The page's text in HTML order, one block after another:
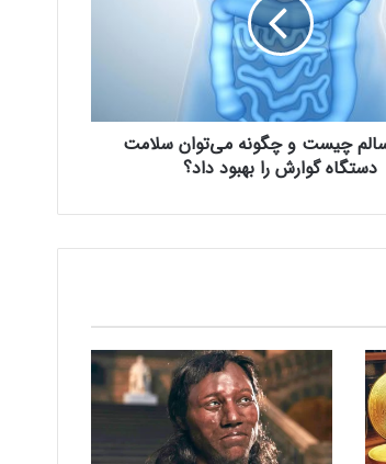
گذاشت؛ پایانی بر عصر کامت‌لیک
نسل جدید مانیتور استودیو دیسپلی اپل سال
۲۰۲۶ از راه می‌رسد؛ گزارش بلومبرگ
همراه اول | مودم‌های رومیزی 5G انتخاب اول
کم‌درآمد ارائه می‌شود
چگونه باکس جست و جو در اکسل بسازیم؟
چیست و چگونه می‌توان سلامت
دستگاه گوارش را بهبود داد؟